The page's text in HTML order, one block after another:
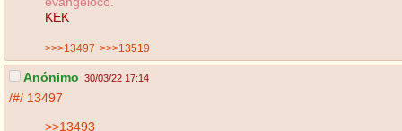
KEK
>>>13497 >>>13519
Anónimo 30/03/22 17:14
/#/ 13497
>>13493